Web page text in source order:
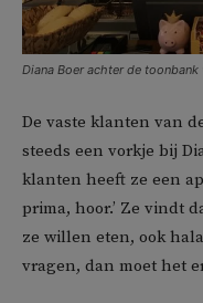
Diana Boer achter de
De vaste klanten van
steeds een vorkje bij
klanten heeft ze een
prima, hoor.’ Ze vindt
ze willen eten, ook
vragen, dan moet het